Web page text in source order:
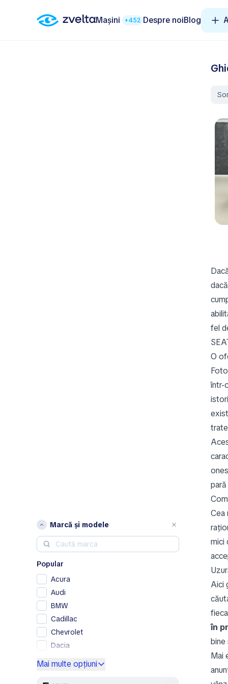
Mașini +452 Despre noiBlog
Marcă și modele
Popular
Acura
Audi
BMW
Cadillac
Chevrolet
Dacia
Mai multe opțiuni
fel
O
într-
Cea
mici
Aici
în
bine
Mai